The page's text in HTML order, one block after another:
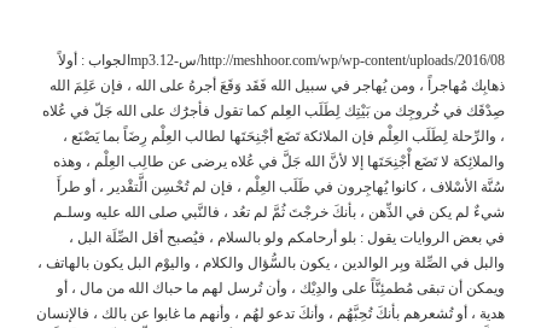
http://meshhoor.com/wp/wp-content/uploads/2016/08/س-12.mp3الجواب : أولاً
ذهابِك مُهاجراً ، ومن يُهاجر في سبيل الله فَقَد وَقَعَ أجرهُ على الله ، فإن عَلِمَ الله
صِدْقَك في خُروجِك من بَيْتِك لِطَلَب العِلم كما تقول فأجرَُك على الله جَلّ في عُلاه
، والرِّحلة لِطَلَب العِلْم فإن الملائكة تَضَع أجْنِحَتَها لطالب العِلْم رِضَاً بما يَصْنَع ،
والملائِكة لا تَضَع أْجْنِحَتَها إلا لأنَّ الله جَلَّ في عُلاه يرضى عن طالِب العِلْم ، وهذه
سُنَّة الأسْلاف ، كانوا يُهاجِرون في طَلَب العِلْم ، فإن لم تُحْسِن الَّتقْدير ، أو طرأَ
شيءٌ لم يكن في الذِّهن ، بأنكَ خرجْتَ ثُمَّ لم تعُد ، فالنَّبي صلى الله عليه وسلـم
في بعض الروايات يقول : بلو أرحامكم ولو بالسلام ، فيُصبح أقل الصِّلَة البل ،
والبل في الصِّلة وبِر الوالدين ، يكون بالسُّؤال والكلام ، واليوْم البل يكون بالهاتف ،
ويمكن أن تبقى مُطمئِنَّاً على والدِيْك ، وأن تُرسل لهم ما حباك الله من مال ، أو
هدية ، أو تُشعرهم بأنكَ تُحِبَّهُم ، وأنكَ تدعو لهُم ، وأنهم ما غابوا عن بالك ، فالإنسان